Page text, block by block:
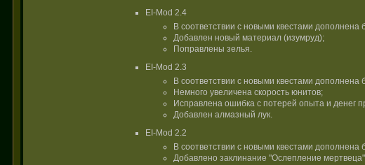
EI-Mod 2.4
В соответствии с новыми квестами дополнена
Добавлен новый материал (изумруд);
Поправлены зелья.
EI-Mod 2.3
В соответствии с новыми квестами дополнена
Немного увеличена скорость юнитов;
Исправлена ошибка с потерей опыта и денег
Добавлен алмазный лук.
EI-Mod 2.2
В соответствии с новыми квестами дополнена
Добавлено заклинание "Ослепление мертвеца".